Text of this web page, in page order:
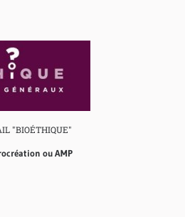
"BIOÉTHIQUE"
ou AMP